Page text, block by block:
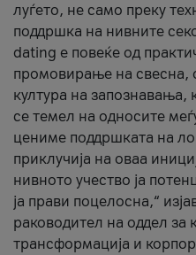
луѓето, не само преку
поддршка на нивните
dating е повеќе од
промовирање на свесна,
култура на запознавања,
се темел на односите
цениме поддршката на
приклучија на оваа
нивното учество ја
ја прави поцелосна,“
раководител на оддел за
трансформација и